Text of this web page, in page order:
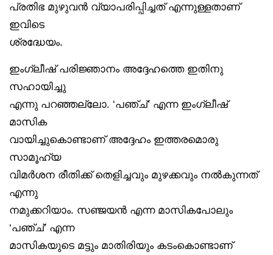
പ്രതിഭ മുഴുവൻ വ്യാപരിപ്പിച്ചത് എന്നുള്ളതാണ്
ഇവിടെ
ശ്രദ്ധേയം.
ഇംഗ്ലീഷ് പരിജ്ഞാനം അദ്ദേഹത്തെ ഇതിനു
സഹായിച്ചു
എന്നു പറഞ്ഞല്ലോ. ‘പഞ്ച്’ എന്ന ഇംഗ്ലീഷ്
മാസിക
വായിച്ചുകൊണ്ടാണ് അദ്ദേഹം ഇത്തരമൊരു
സാമൂഹ്യ
വിമർശന രീതിക്ക് തെളിച്ചവും മുഴക്കവും നൽകുന്നത്
എന്നു
നമുക്കറിയാം. സഞ്ജയൻ എന്ന മാസികപോലും
‘പഞ്ച്’ എന്ന
മാസികയുടെ മട്ടും മാതിരിയും കടംകൊണ്ടാണ്